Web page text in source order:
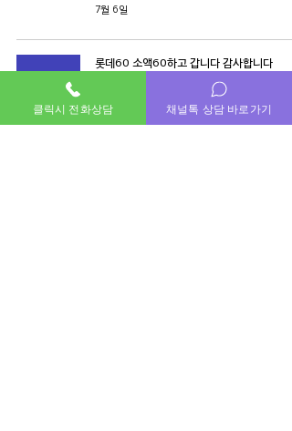
7월 6일
롯데60 소액60하고 갑니다 감사합니다
7월 6일
클릭시 전화상담 채널톡 상담 바로가기